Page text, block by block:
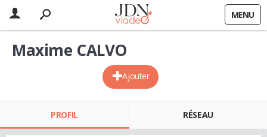
MENU
Ajouter
Maxime CALVO
PROFIL RÉSEAU